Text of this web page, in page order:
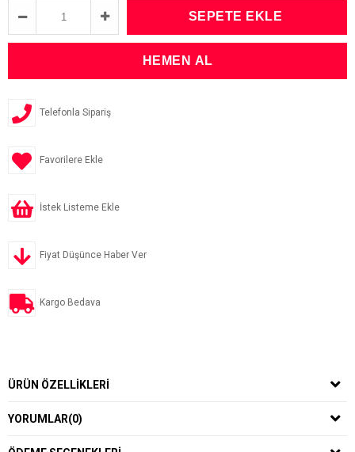
Telefonla Sipariş
Favorilere Ekle
İstek Listeme Ekle
Fiyat Düşünce Haber Ver
Kargo Bedava
ÜRÜN ÖZELLIKLERI
YORUMLAR(0)